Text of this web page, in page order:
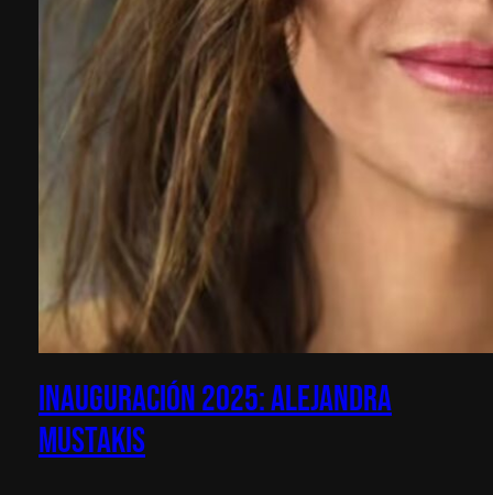
Inauguración 2025: Alejandra
Mustakis